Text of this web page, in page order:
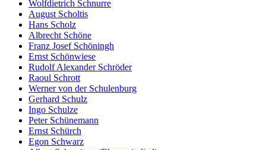
Wolfdietrich Schnurre
August Scholtis
Hans Scholz
Albrecht Schöne
Franz Josef Schöningh
Ernst Schönwiese
Rudolf Alexander Schröder
Raoul Schrott
Werner von der Schulenburg
Gerhard Schulz
Ingo Schulze
Peter Schünemann
Ernst Schürch
Egon Schwarz